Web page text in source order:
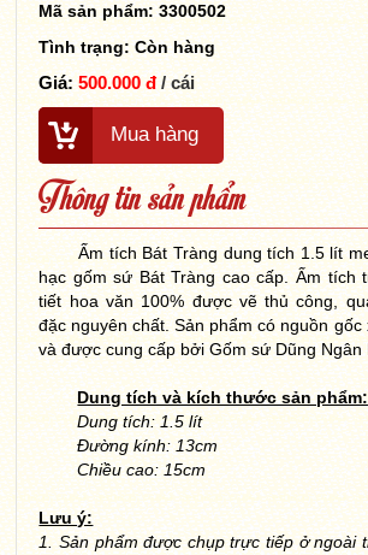
Mã sản phẩm: 3300502
Tình trạng:Còn hàng
Giá: 500.000 đ/ cái
Mua hàng
Thông tin sản phẩm
Ấm tích Bát Tràng dung tích 1.5 lít
hạc gốm sứ Bát Tràng cao cấp. Ấm tích
tiết hoa văn 100% được vẽ thủ công,
đặc nguyên chất. Sản phẩm có nguồn gốc
và được cung cấp bởi Gốm sứ Dũng Ngân
Dung tích và kích thước sản phẩm:
Dung tích: 1.5 lít
Đường kính: 13cm
Chiều cao: 15cm
Lưu ý:
1. Sản phẩm được chụp trực tiếp ở ngoài